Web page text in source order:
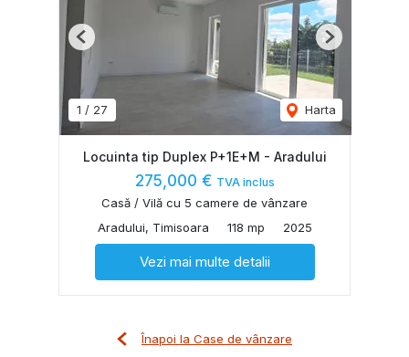
1 / 27 Harta
Previous Next
Locuinta tip Duplex P+1E+M - Aradului
275,000 € TVA inclus
Casă / Vilă cu 5 camere de vânzare
Aradului, Timisoara
118 mp 2025
Vezi mai multe detalii
Înapoi la Case de vânzare